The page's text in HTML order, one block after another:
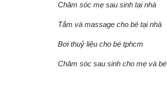
Chăm sóc mẹ sau sinh tại nhà
Tắm và massage cho bé tại nhà
Bơi thuỷ liệu cho bé tphcm
Chăm sóc sau sinh cho mẹ và bé